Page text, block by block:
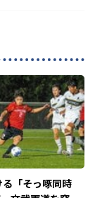
「そっ啄同時